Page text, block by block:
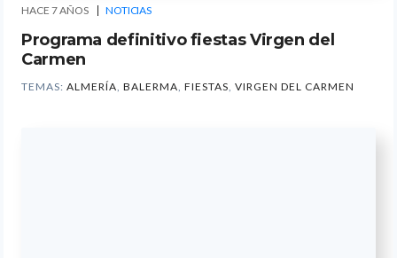
HACE 7 AÑOS NOTICIAS
Programa definitivo fiestas Virgen del
Carmen
TEMAS: ALMERÍA, BALERMA, FIESTAS, VIRGEN DEL CARMEN